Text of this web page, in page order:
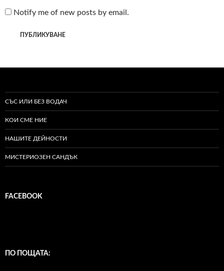
Notify me of new posts by email.
СЪС ИЛИ БЕЗ ВОДАЧ
КОИ СМЕ НИЕ
НАШИТЕ ДЕЙНОСТИ
МИСТЕРИОЗЕН САНДЪК
FACEBOOK
ПО ПОЩАТА: